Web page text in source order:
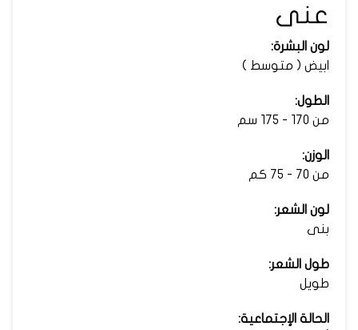
عنى
لون البشرة:
ابيض ( متوسط )
الطول:
من 170 - 175 سم
الوزن:
من 70 - 75 كم
لون الشعر:
بنى
طول الشعر:
طويل
الحالة الإجتماعية: